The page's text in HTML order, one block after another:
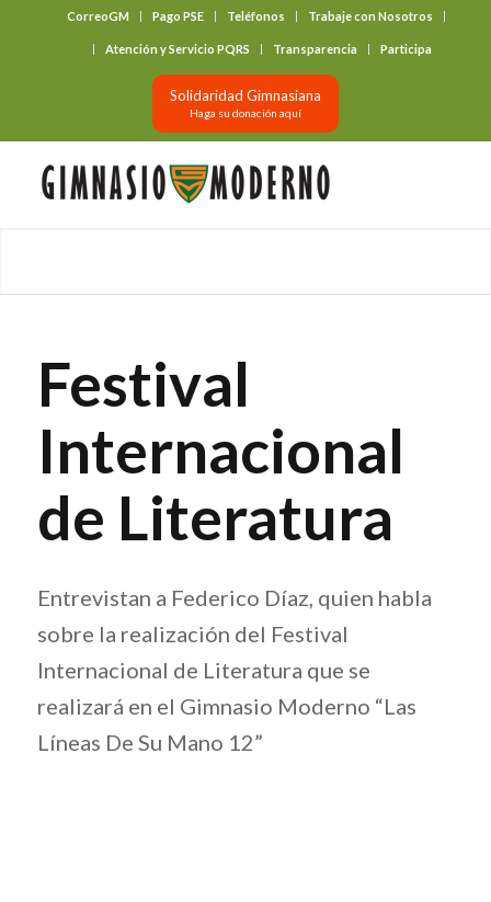
CorreoGM Pago PSE Teléfonos Trabaje con Nosotros
Atención y Servicio PQRS Transparencia Participa
Solidaridad Gimnasiana
Haga su donación aquí
Festival
Internacional
de Literatura
Entrevistan a Federico Díaz, quien habla
sobre la realización del Festival
Internacional de Literatura que se
realizará en el Gimnasio Moderno “Las
Líneas De Su Mano 12”